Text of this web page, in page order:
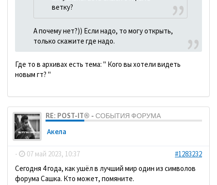
ветку?
А почему нет?)) Если надо, то могу открыть,
только скажите где надо.
Где то в архивах есть тема: " Кого вы хотели видеть
новым гт? "
RE: POST-IT® - СОБЫТИЯ ФОРУМА
Акела
- 07 май 2023, 10:37
#1283232
Сегодня 4 года, как ушёл в лучший мир один из символов
форума Сашка. Кто может, помяните.